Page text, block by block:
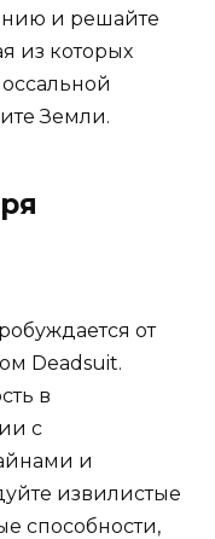
и решайте
из которых
Земли.
от
Deadsuit.
в
с
и
извилистые
способности,